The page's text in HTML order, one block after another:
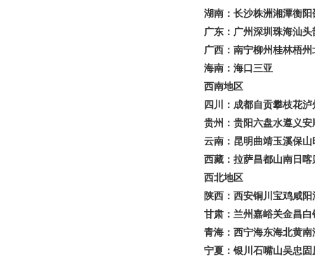
湖南：长沙株洲湘潭衡
广东：广州深圳珠海汕
广西：南宁柳州桂林梧
海南：海口三亚
西南地区
四川：成都自贡攀枝花
贵州：贵阳六盘水遵义
云南：昆明曲靖玉溪保
西藏：拉萨昌都山南日
西北地区
陕西：西安铜川宝鸡咸
甘肃：兰州嘉峪关金昌
青海：西宁海东海北黄
宁夏：银川石嘴山吴忠固